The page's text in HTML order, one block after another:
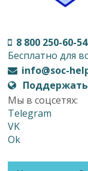
8 800 250-60-54
Бесплатно для
info@soc-
Мы в соцсетях:
Telegram
VK
Ok